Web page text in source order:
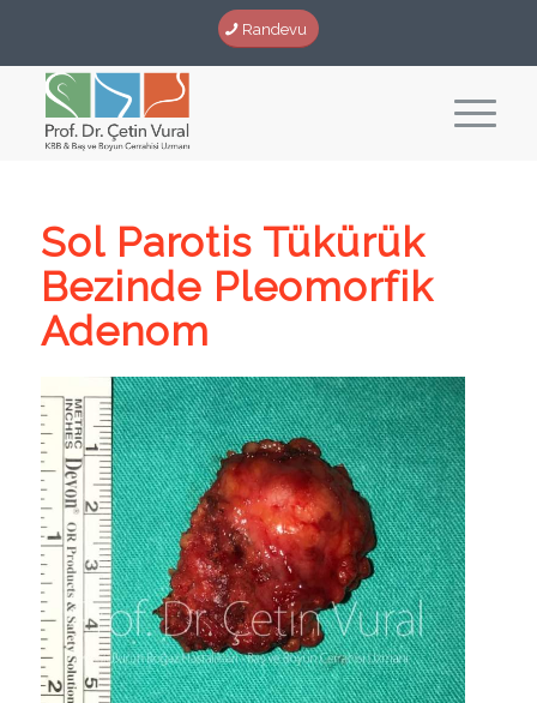
Randevu
Sol Parotis Tükürük
Bezinde Pleomorfik
Adenom